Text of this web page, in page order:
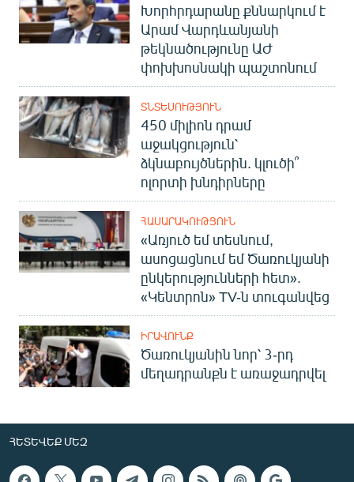
Խորհրդարանը քննարկում է
Արամ Վարդևանյանի
թեկնածությունը ԱԺ
փոխխոսնակի պաշտոնում
ՏՆՏԵՍՈՒԹՅՈՒՆ
450 միլիոն դրամ
աջակցություն՝
ձկնաբույծներին. կլուծի՞
ոլորտի խնդիրները
ՀԱՍԱՐԱԿՈՒԹՅՈՒՆ
«Առյուծ եմ տեսնում,
ասոցացնում եմ Ծառուկյանի
ընկերությունների հետ».
«Կենտրոն» TV-ն տուգանվեց
ԻՐԱՎՈՒՆՔ
Ծառուկյանին նոր՝ 3-րդ
մեղադրանքն է առաջադրվել
ՀԵՏԵՎԵՔ ՄԵԶ